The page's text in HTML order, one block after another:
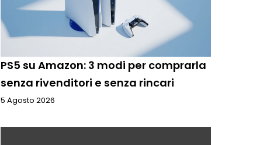
PS5 su Amazon: 3 modi per comprarla
senza rivenditori e senza rincari
5 Agosto 2026